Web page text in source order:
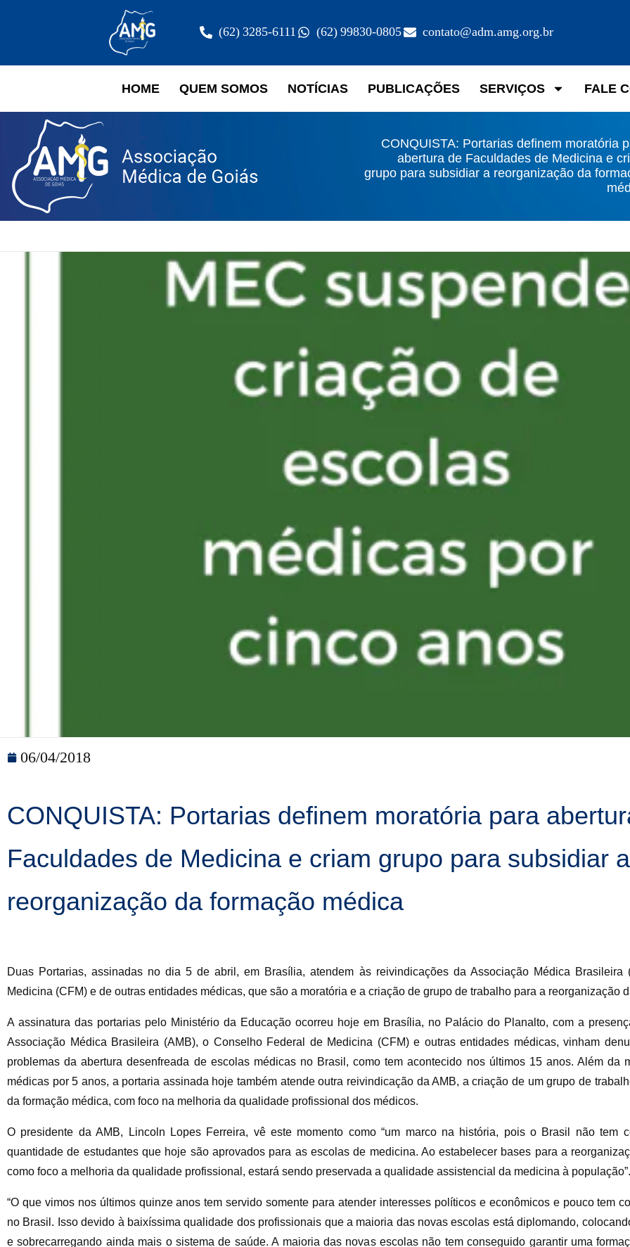
(62) 3285-6111 (62) 99830-0805 contato@adm.amg.org.br
HOME QUEM SOMOS NOTÍCIAS PUBLICAÇÕES SERVIÇOS FALE
CONQUISTA: Portarias definem moratória
abertura de Faculdades de Medicina e
grupo para subsidiar a reorganização da
06/04/2018
CONQUISTA: Portarias definem moratória para
Faculdades de Medicina e criam grupo para subsidiar a
reorganização da formação médica
Duas Portarias, assinadas no dia 5 de abril, em Brasília, atendem às reivindicações da Associação Médica Brasileira
Medicina (CFM) e de outras entidades médicas, que são a moratória e a criação de grupo de trabalho para a reorganização
A assinatura das portarias pelo Ministério da Educação ocorreu hoje em Brasília, no Palácio do Planalto, com a
Associação Médica Brasileira (AMB), o Conselho Federal de Medicina (CFM) e outras entidades médicas, vinham
problemas da abertura desenfreada de escolas médicas no Brasil, como tem acontecido nos últimos 15 anos. Além da
médicas por 5 anos, a portaria assinada hoje também atende outra reivindicação da AMB, a criação de um grupo de
da formação médica, com foco na melhoria da qualidade profissional dos médicos.
O presidente da AMB, Lincoln Lopes Ferreira, vê este momento como “um marco na história, pois o Brasil não tem
quantidade de estudantes que hoje são aprovados para as escolas de medicina. Ao estabelecer bases para a
como foco a melhoria da qualidade profissional, estará sendo preservada a qualidade assistencial da medicina à população”.
“O que vimos nos últimos quinze anos tem servido somente para atender interesses políticos e econômicos e pouco tem
no Brasil. Isso devido à baixíssima qualidade dos profissionais que a maioria das novas escolas está diplomando,
e sobrecarregando ainda mais o sistema de saúde. A maioria das novas escolas não tem conseguido garantir uma